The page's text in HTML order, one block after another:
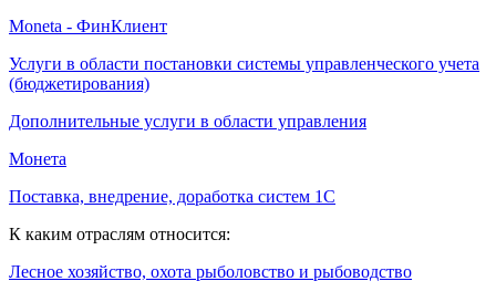
Moneta - ФинКлиент
Услуги в области постановки системы управленческого учета
(бюджетирования)
Дополнительные услуги в области управления
Монета
Поставка, внедрение, доработка систем 1С
К каким отраслям относится:
Лесное хозяйство, охота рыболовство и рыбоводство